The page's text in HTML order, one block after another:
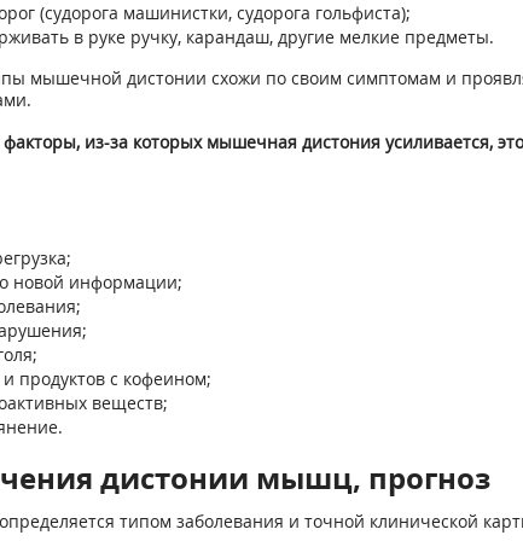
(судорога машинистки, судорога гольфиста);
в руке ручку, карандаш, другие мелкие предметы.
мышечной дистонии схожи по своим симптомам и
из-за которых мышечная дистония усиливается,
новой информации;
продуктов с кофеином;
веществ;
дистонии мышц, прогноз
типом заболевания и точной клинической